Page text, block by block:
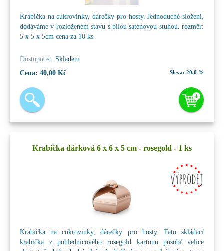
Krabička na cukrovinky, dárečky pro hosty. Jednoduché složení,
dodáváme v rozloženém stavu s bílou saténovou stuhou. rozměr:
5 x 5 x 5cm cena za 10 ks
Dostupnost: Skladem
Cena: 40,00 Kč Sleva: 20,0 %
Krabička dárková 6 x 6 x 5 cm - rosegold - 1 ks
Krabička na cukrovinky, dárečky pro hosty. Tato skládací
krabička z pohlednicového rosegold kartonu působí velice